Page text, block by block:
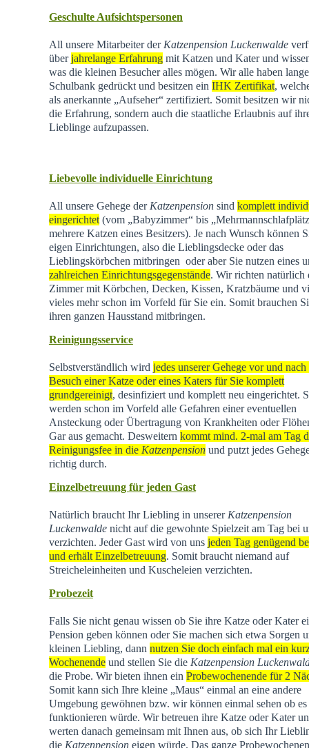
Geschulte Aufsichtspersonen
All unsere Mitarbeiter der Katzenpension Luckenwalde
überjahrelange Erfahrungmit Katzen und Kater und
was die kleinen Besucher alles mögen. Wir alle haben
Schulbank gedrückt und besitzen ein IHK Zertifikat,
als anerkannte „Aufseher“ zertifiziert. Somit besitzen wir
die Erfahrung, sondern auch die staatliche Erlaubnis auf
Lieblinge aufzupassen.
Liebevolle individuelle Einrichtung
All unsere Gehege der Katzenpensionsind komplett
eingerichtet(vom „Babyzimmer“ bis
mehrere Katzen eines Besitzers). Je nach Wunsch können
eigen Einrichtungen, also die Lieblingsdecke oder das
Lieblingskörbchen mitbringen oder aber Sie nutzen eines
zahlreichen Einrichtungsgegenstände. Wir richten natürlich
Zimmer mit Körbchen, Decken, Kissen, Kratzbäume und
vieles mehr schon im Vorfeld für Sie ein. Somit brauchen
ihren ganzen Hausstand mitbringen.
Reinigungsservice
Selbstverständlich wird jedes unserer Gehege vor und nach
Besuch einer Katze oder eines Katers für Sie komplett
grundgereinigt, desinfiziert und komplett neu eingerichtet.
werden schon im Vorfeld alle Gefahren einer eventuellen
Ansteckung oder Übertragung von Krankheiten oder
Gar aus gemacht. Desweitern kommt mind. 2-mal am Tag
Reinigungsfee in die Katzenpensionund putzt jedes
richtig durch.
Einzelbetreuung für jeden Gast
Natürlich braucht Ihr Liebling in unserer Katzenpension
Luckenwaldenicht auf die gewohnte Spielzeit am Tag bei
verzichten. Jeder Gast wird von uns jeden Tag genügend
und erhält Einzelbetreuung. Somit braucht niemand auf
Streicheleinheiten und Kuscheleien verzichten.
Probezeit
Falls Sie nicht genau wissen ob Sie ihre Katze oder Kater
Pension geben können oder Sie machen sich etwa Sorgen
kleinen Liebling, dann nutzen Sie doch einfach mal ein
Wochenendeund stellen Sie die Katzenpension
die Probe. Wir bieten ihnen ein Probewochenende für 2
Somit kann sich Ihre kleine „Maus“ einmal an eine andere
Umgebung gewöhnen bzw. wir können einmal sehen ob es
funktionieren würde. Wir betreuen ihre Katze oder Kater
werten danach gemeinsam mit Ihnen aus, ob sich Ihr
die Katzenpensioneigen würde. Das ganze